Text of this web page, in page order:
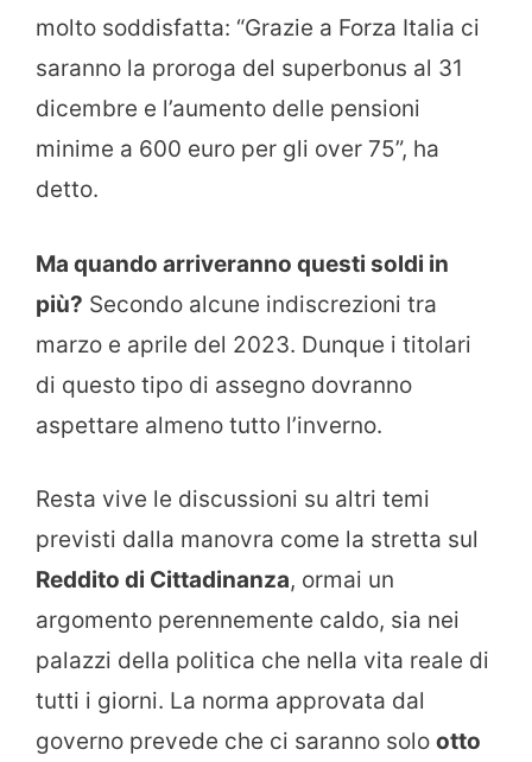
molto soddisfatta: “Grazie a Forza Italia ci
saranno la proroga del superbonus al 31
dicembre e l’aumento delle pensioni
minime a 600 euro per gli over 75”, ha
detto.
Ma quando arriveranno questi soldi in
più? Secondo alcune indiscrezioni tra
marzo e aprile del 2023. Dunque i titolari
di questo tipo di assegno dovranno
aspettare almeno tutto l’inverno.
Resta vive le discussioni su altri temi
previsti dalla manovra come la stretta sul
Reddito di Cittadinanza, ormai un
argomento perennemente caldo, sia nei
palazzi della politica che nella vita reale di
tutti i giorni. La norma approvata dal
governo prevede che ci saranno solo otto